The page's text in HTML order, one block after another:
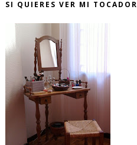
SI QUIERES VER MI TOCADOR